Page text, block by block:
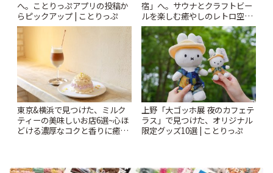
へ。ことりっぷアプリの投稿か
らピックアップ | ことりっぷ
宿」へ。サウナとクラフトビー
ルを楽しむ癒やしのレトロ空間
| ことりっぷ
東京&横浜で見つけた、ミルク
ティーの美味しいお店6選~心ほ
どける濃厚なコクと香りに癒や
上野「大ゴッホ展 夜のカフェテ
ラス」で見つけた、オリジナル
限定グッズ10選 | ことりっぷ